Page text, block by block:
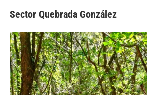
Sector Quebrada González